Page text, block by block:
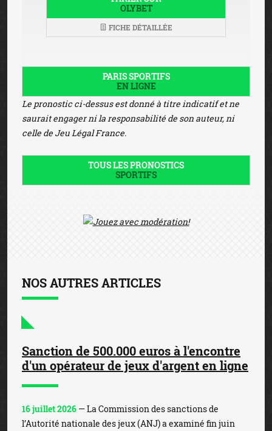
OLYBET
FICHE DÉTAILLÉE
PARIS SPORTIFS
EN LIGNE
Le pronostic ci-dessus est donné à titre indicatif et ne
saurait engager ni la responsabilité de son auteur, ni
celle de Jeu Légal France.
TOUS LES PRONOSTICS
SPORTIFS
NOS AUTRES ARTICLES
Sanction de 500.000 euros à l'encontre
d'un opérateur de jeux d'argent en ligne
16 juillet 2026 — La Commission des sanctions de
l’Autorité nationale des jeux (ANJ) a examiné fin juin